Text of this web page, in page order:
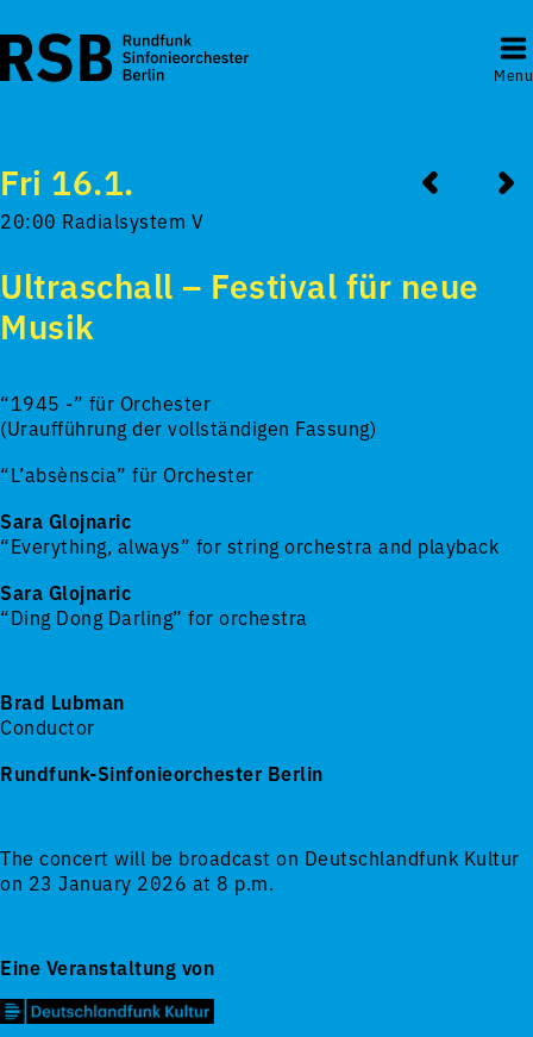
Menu
Fri 16.1.
20:00 Radialsystem V
Ultraschall – Festival für neue
Musik
“1945 -” für Orchester
(Uraufführung der vollständigen Fassung)
“L’absènscia” für Orchester
Sara Glojnaric
“Everything, always” for string orchestra and playback
Sara Glojnaric
“Ding Dong Darling” for orchestra
Brad Lubman
Conductor
Rundfunk-Sinfonieorchester Berlin
The concert will be broadcast on Deutschlandfunk Kultur
on 23 January 2026 at 8 p.m.
Eine Veranstaltung von